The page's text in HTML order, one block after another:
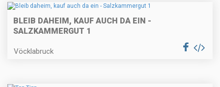
BLEIB DAHEIM, KAUF AUCH DA EIN -
SALZKAMMERGUT 1
Vöcklabruck